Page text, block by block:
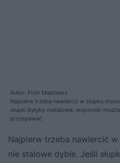
Autor: Piotr Mastalerz
Najpierw trzeba nawiercić w słupku
słupki byłyby metalowe, wsporniki
przyspawać
Najpierw trzeba nawiercić
nie stalowe dyble. Jeśli